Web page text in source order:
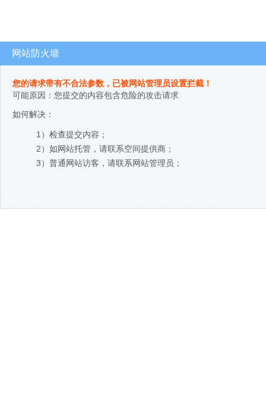
网站防火墙
您的请求带有不合法参数，已被网站管理员设置拦截！
可能原因：您提交的内容包含危险的攻击请求
如何解决：
1）检查提交内容；
2）如网站托管，请联系空间提供商；
3）普通网站访客，请联系网站管理员；